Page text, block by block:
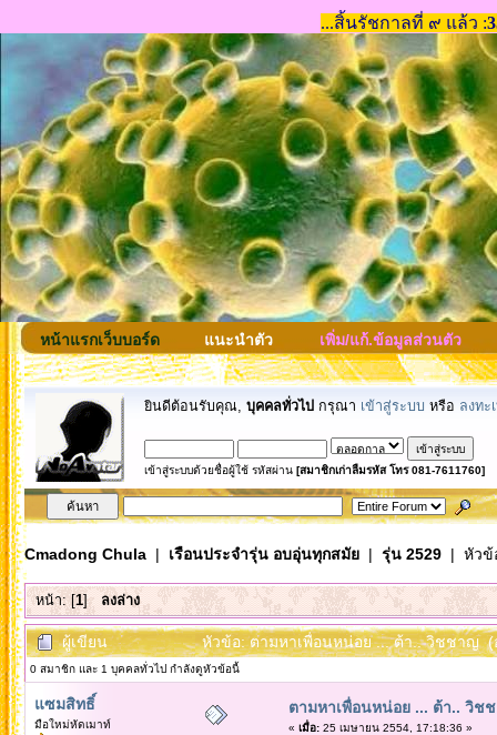
หน้าแรกเว็บบอร์ด แนะนำตัว เพิ่ม/แก้.ข้อมูลส่วนตัว
ยินดีต้อนรับคุณ, บุคคลทั่วไป กรุณา เข้าสู่ระบบ หรือ ลงทะ
เข้าสู่ระบบด้วยชื่อผู้ใช้ รหัสผ่าน [สมาชิกเก่าลืมรหัส โทร 081-7611760]
Cmadong Chula| เรือนประจำรุ่น อบอุ่นทุกสมัย| รุ่น 2529 | หัว
หน้า: [1] ลงล่าง
ผู้เขียน หัวข้อ: ตามหาเพื่อนหน่อย ... ต้า.. วิชชาญ (
0 สมาชิก และ 1 บุคคลทั่วไป กำลังดูหัวข้อนี้
แซมสิทธิ์
มือใหม่หัดเมาท์
ตามหาเพื่อนหน่อย ... ต้า.. วิช
« เมื่อ:25 เมษายน 2554, 17:18:36 »